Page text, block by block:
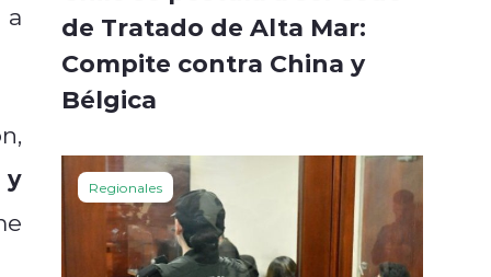
a
y
de Tratado de Alta Mar:
Compite contra China y
Bélgica
Regionales